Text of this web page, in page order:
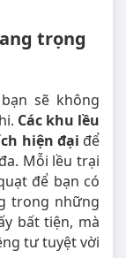
trọng
sẽ không
Các khu lều
hiện đại để
Mỗi lều trại
để bạn có
trong những
bất tiện, mà
tư tuyệt vời